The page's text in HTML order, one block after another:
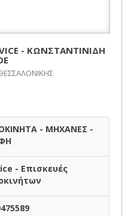
- ΚΩΝΣΤΑΝΤΙΝΙΔΗ
- ΜΗΧΑΝΕΣ -
- Επισκευές